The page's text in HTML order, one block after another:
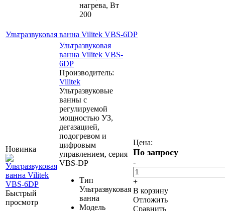
нагрева, Вт
200
Ультразвуковая ванна Vilitek VBS-6DP
Новинка
Быстрый
просмотр
Ультразвуковая
ванна Vilitek VBS-
6DP
Производитель:
Vilitek
Ультразвуковые
ванны c
регулируемой
мощностью УЗ,
дегазацией,
подогревом и
цифровым
управлением, серия
VBS-DP
Тип
Ультразвуковая
ванна
Модель
Цена:
По запросу
-
+
В корзину
Отложить
Сравнить